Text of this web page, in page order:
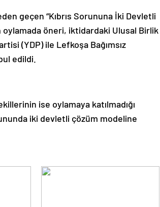
geçen “Kıbrıs Sorununa İki Devletli
oylamada öneri, iktidardaki Ulusal Birlik
(YDP) ile Lefkoşa Bağımsız
edildi.
ise oylamaya katılmadığı
iki devletli çözüm modeline